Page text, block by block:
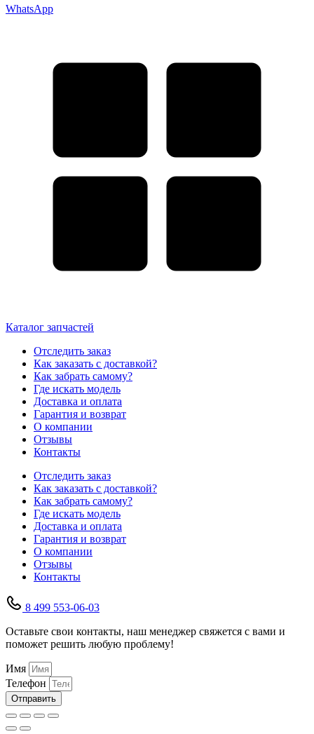
WhatsApp
Каталог запчастей
Отследить заказ
Как заказать с доставкой?
Как забрать самому?
Где искать модель
Доставка и оплата
Гарантия и возврат
О компании
Отзывы
Контакты
Отследить заказ
Как заказать с доставкой?
Как забрать самому?
Где искать модель
Доставка и оплата
Гарантия и возврат
О компании
Отзывы
Контакты
8 499 553-06-03
Оставьте свои контакты, наш менеджер свяжется с вами и
поможет решить любую проблему!
Имя
Телефон
Отправить